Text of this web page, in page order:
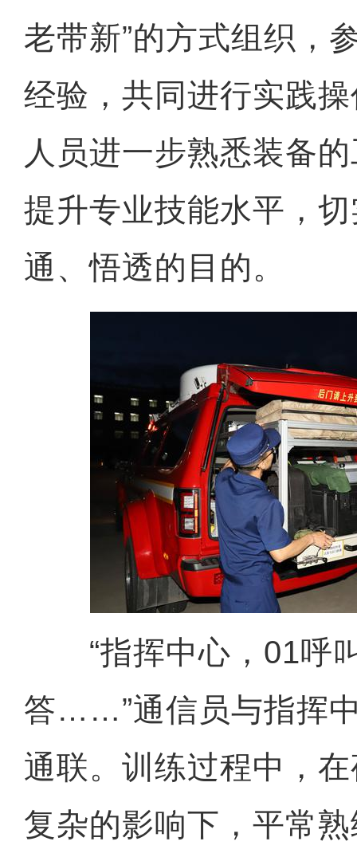
老带新”的方式组织，
经验，共同进行实践
人员进一步熟悉装备
提升专业技能水平，
通、悟透的目的。
“指挥中心，01呼
答……”通信员与指挥
通联。训练过程中，
复杂的影响下，平常